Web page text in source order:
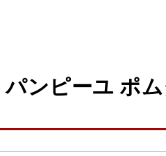
ンピーユ ポ